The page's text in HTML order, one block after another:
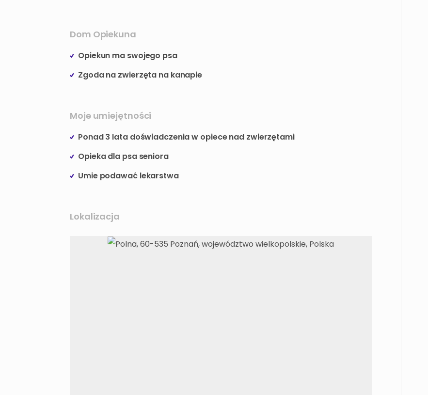
Dom Opiekuna
Opiekun ma swojego psa
Zgoda na zwierzęta na kanapie
Moje umiejętności
Ponad 3 lata doświadczenia w opiece nad zwierzętami
Opieka dla psa seniora
Umie podawać lekarstwa
Lokalizacja